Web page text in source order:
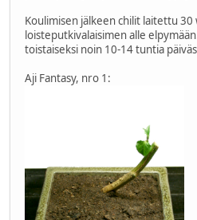
Koulimisen jälkeen chilit laitettu 30
loisteputkivalaisimen alle
toistaiseksi noin 10-14 tuntia
Aji Fantasy, nro 1: